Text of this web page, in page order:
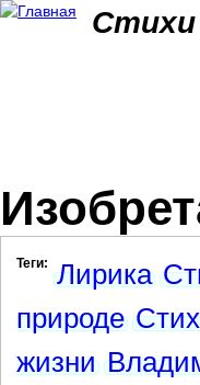
Стихи
Теги: Лирика
природе
жизни